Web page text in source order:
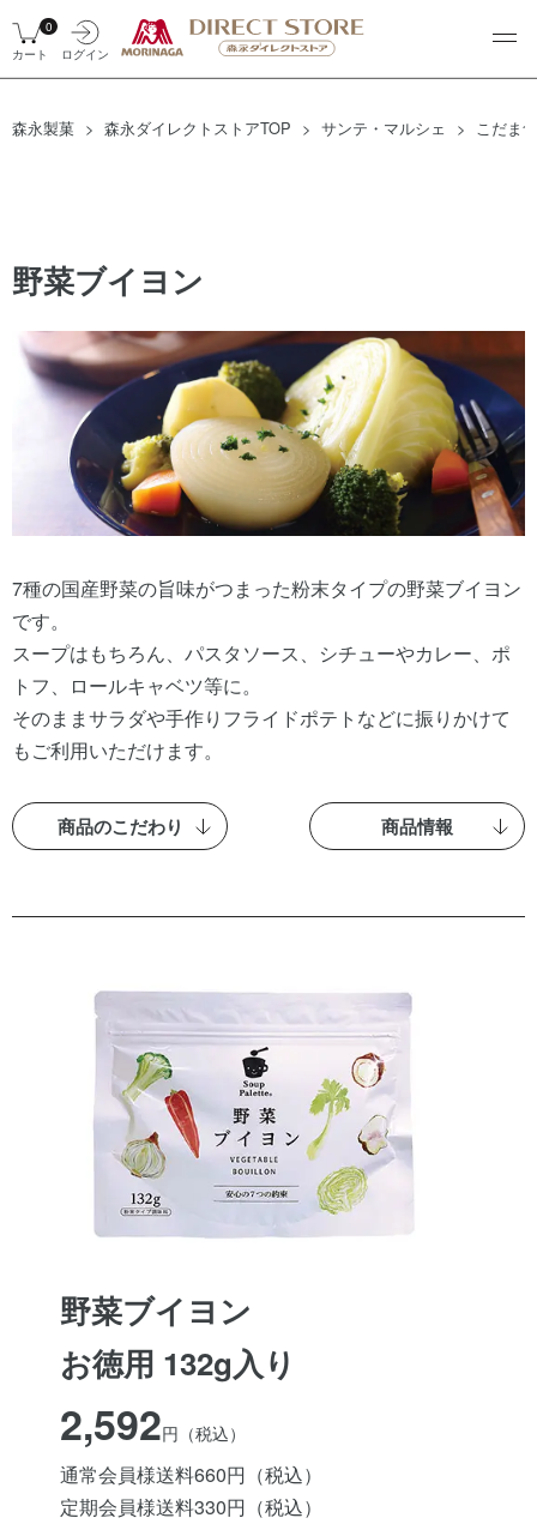
ログイン
0
カート
森永製菓 森永ダイレクトストアTOP サンテ・マルシェ こだま
野菜ブイヨン
7種の国産野菜の旨味がつまった粉末タイプの野菜ブイヨン
です。
スープはもちろん、パスタソース、シチューやカレー、ポ
トフ、ロールキャベツ等に。
そのままサラダや手作りフライドポテトなどに振りかけて
もご利用いただけます。
商品のこだわり 商品情報
野菜ブイヨン
お徳用 132g入り
2,592円（税込）
通常会員様送料660円（税込）
定期会員様送料330円（税込）